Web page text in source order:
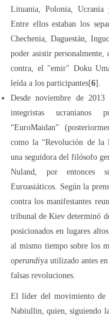
Lituania, Polonia, Ucrania
Entre ellos estaban los
Chechenia, Daguestán,
poder asistir personalmente,
contra, el "emir" Doku
leída a los participantes[6].
Desde noviembre de
integristas ucranianos
“EuroMaidan”
como la “Revolución de la
una seguidora del filósofo
Nuland, por entonces
Euroasiáticos. Según la
contra los manifestantes
tribunal de Kiev determinó
posicionados en lugares
al mismo tiempo sobre los
operandiya utilizado antes
falsas revoluciones.
El líder del movimiento de
Nabiullin, quien, siguiendo